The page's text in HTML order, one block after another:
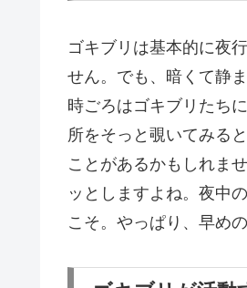
ゴキブリは基本的に夜
せん。でも、暗くて静
時ごろはゴキブリたち
所をそっと覗いてみる
ことがあるかもしれま
ッとしますよね。夜中
こそ。やっぱり、早め